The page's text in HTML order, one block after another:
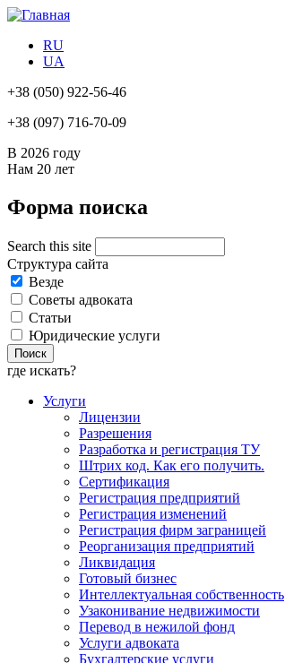
RU
UA
+38 (050) 922-56-46
+38 (097) 716-70-09
В 2026 году
Нам 20 лет
Форма поиска
Search this site
Структура сайта
Везде
Советы адвоката
Статьи
Юридические услуги
где искать?
Услуги
Лицензии
Разрешения
Разработка и регистрация ТУ
Штрих код. Как его получить.
Сертификация
Регистрация предприятий
Регистрация изменений
Регистрация фирм заграницей
Реорганизация предприятий
Ликвидация
Готовый бизнес
Интеллектуальная собственность
Узаконивание недвижимости
Перевод в нежилой фонд
Услуги адвоката
Бухгалтерские услуги